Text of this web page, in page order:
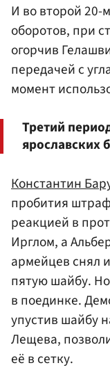
И во второй 20-
оборотов, при
огорчив
передачей с
момент
Третий
ярославских
Константин
пробития
реакцией в
Ирглом, а
армейцев снял
пятую шайбу.
в поединке.
упустив шайбу
Лещева,
её в сетку.